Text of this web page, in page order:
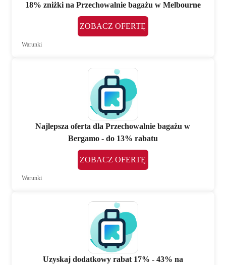
18% zniżki na Przechowalnie bagażu w Melbourne
ZOBACZ OFERTĘ
Warunki
Najlepsza oferta dla Przechowalnie bagażu w
Bergamo - do 13% rabatu
ZOBACZ OFERTĘ
Warunki
Uzyskaj dodatkowy rabat 17% - 43% na